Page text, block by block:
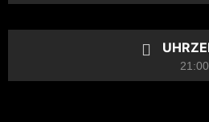
21:00